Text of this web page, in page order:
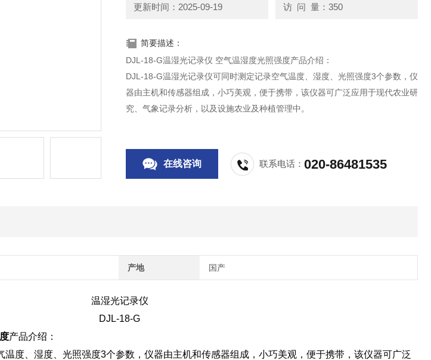
更新时间：2025-09-19 访 问 量：350
简要描述：
DJL-18-G温湿光记录仪 空气温湿度光照强度产品介绍：
DJL-18-G温湿光记录仪可同时测定记录空气温度、湿度、光照强度3个参数，仪
器由主机和传感器组成，小巧美观，便于携带，该仪器可广泛应用于现代农业研
究、气象记录分析，以及设施农业及种植管理中。
在线咨询 联系电话：020-86481535
产地 国产
温湿光记录仪
DJL-18-G
产品介绍：
度、湿度、光照强度3个参数，仪器由主机和传感器组成，小巧美观，便于携带，该仪器可广泛